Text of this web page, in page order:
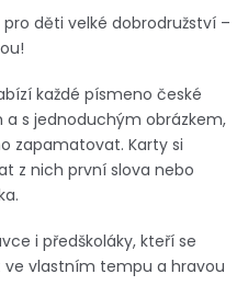
děti velké dobrodružství –
každé písmeno české
s jednoduchým obrázkem,
zapamatovat. Karty si
z nich první slova nebo
i předškoláky, kteří se
vlastním tempu a hravou